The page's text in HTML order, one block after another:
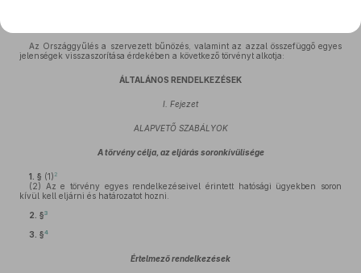
Az Országgyűlés a szervezett bűnözés, valamint az azzal összefüggő egyes
jelenségek visszaszorítása érdekében a következő törvényt alkotja:
ÁLTALÁNOS RENDELKEZÉSEK
I. Fejezet
ALAPVETŐ SZABÁLYOK
A törvény célja, az eljárás soronkívülisége
1. § (1) 2
(2) Az e törvény egyes rendelkezéseivel érintett hatósági ügyekben soron
kívül kell eljárni és határozatot hozni.
2. §3
3. §4
Értelmező rendelkezések